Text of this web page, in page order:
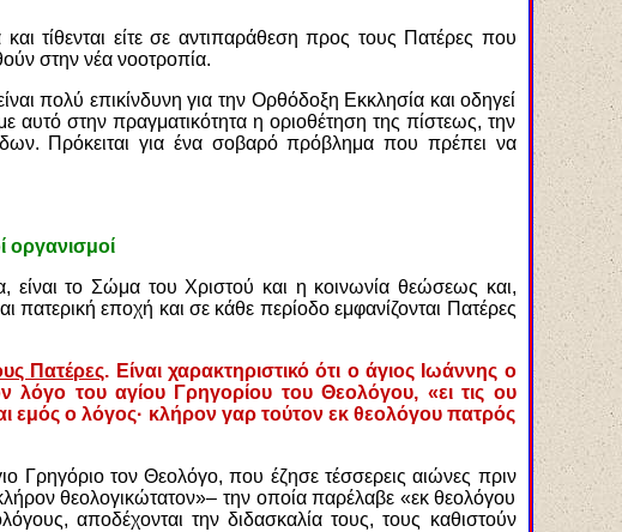
τίθενται είτε σε αντιπαράθεση προς τους Πατέρες που
στην νέα νοοτροπία.
πολύ επικίνδυνη για την Ορθόδοξη Εκκλησία και οδηγεί
αυτό στην πραγματικότητα η οριοθέτηση της πίστεως, την
Πρόκειται για ένα σοβαρό πρόβλημα που πρέπει να
οργανισμοί
είναι το Σώμα του Χριστού και η κοινωνία θεώσεως και,
πατερική εποχή και σε κάθε περίοδο εμφανίζονται Πατέρες
Πατέρες. Είναι χαρακτηριστικό ότι ο άγιος Ιωάννης ο
του αγίου Γρηγορίου του Θεολόγου, «ει τις ου
εμός ο λόγος· κλήρον γαρ τούτον εκ θεολόγου πατρός
Γρηγόριο τον Θεολόγο, που έζησε τέσσερεις αιώνες πριν
θεολογικώτατον»– την οποία παρέλαβε «εκ θεολόγου
αποδέχονται την διδασκαλία τους, τους καθιστούν